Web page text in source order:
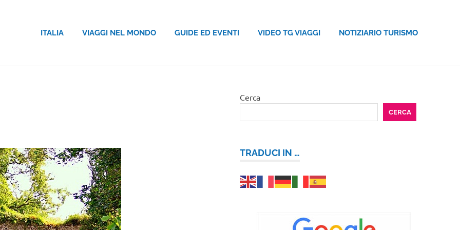
ITALIA VIAGGI NEL MONDO GUIDE ED EVENTI VIDEO TG VIAGGI NOTIZIARIO TURISMO
Cerca
CERCA
TRADUCI IN …